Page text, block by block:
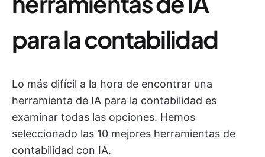
para la contabilidad
Lo más difícil a la hora de encontrar una
herramienta de IA para la contabilidad es
examinar todas las opciones. Hemos
seleccionado las 10 mejores herramientas de
contabilidad con IA.